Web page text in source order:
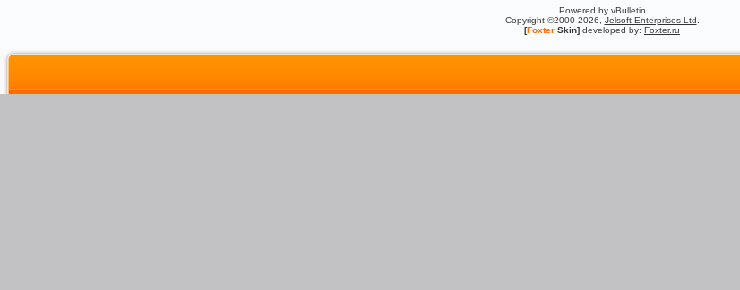
Powered by vBulletin
Copyright ©2000-2026, Jelsoft Enterprises Ltd
[Foxter Skin] developed by: Foxter.ru